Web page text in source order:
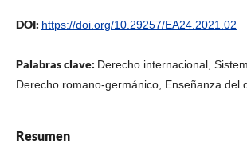
DOI: https://doi.org/10.29257/EA24.2021.02
Palabras clave: Derecho internacional,
Derecho romano-germánico, Enseñanza del
Resumen